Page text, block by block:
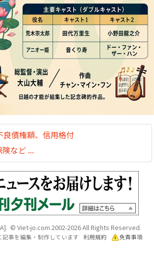
良債権額、信用格付
など ...
© Viet-jo.com 2002-2026 All Rights Reserved.
事を編集・制作しています 利用規約 免責事項